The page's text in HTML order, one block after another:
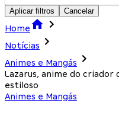
Aplicar filtros Cancelar
Home
Notícias
Animes e Mangás
Lazarus, anime do
estiloso
Animes e Mangás